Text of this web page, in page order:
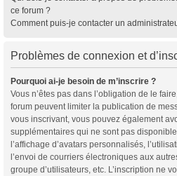
ce forum ?
Comment puis-je contacter un
Problèmes de connexion et
Pourquoi ai-je besoin de m’inscrire ?
Vous n’êtes pas dans l’obligation de le
forum peuvent limiter la publication de
vous inscrivant, vous pouvez également
supplémentaires qui ne sont pas
l’affichage d’avatars personnalisés,
l’envoi de courriers électroniques aux
groupe d’utilisateurs, etc. L’inscription ne